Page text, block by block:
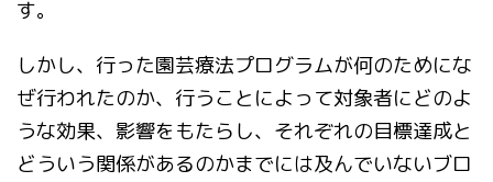
す。
しかし、行った園芸療法プログラムが何のためにな
ぜ行われたのか、行うことによって対象者にどのよ
うな効果、影響をもたらし、それぞれの目標達成と
どういう関係があるのかまでには及んでいないブロ